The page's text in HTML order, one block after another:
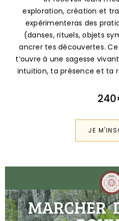
expérimenteras des
(danses, rituels, objets
ancrer tes découvertes.
t’ouvre à une sagesse
intuition, ta présence et ta